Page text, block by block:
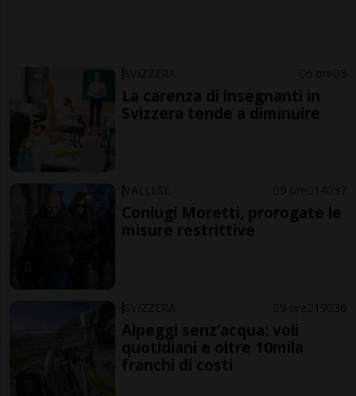
SVIZZERA 6 ore 5
La carenza di insegnanti in
Svizzera tende a diminuire
VALLESE 9 ore 14 37
Coniugi Moretti, prorogate le
misure restrittive
SVIZZERA 9 ore 19 36
Alpeggi senz’acqua: voli
quotidiani e oltre 10mila
franchi di costi